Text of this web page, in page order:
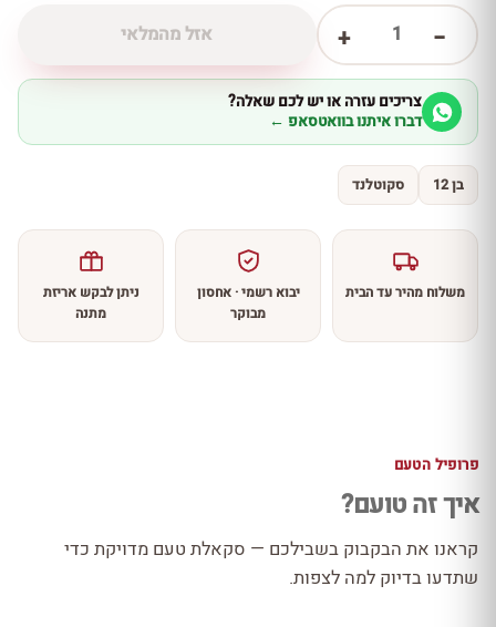
−
1
+ אזל מהמלאי
צריכים עזרה או יש לכם שאלה?
דברו איתנו בוואטסאפ ←
בן 12 סקוטלנד
משלוח מהיר עד הבית
יבוא רשמי · אחסון
מבוקר
ניתן לבקש אריזת
מתנה
פרופיל הטעם
איך זה טועם?
קראנו את הבקבוק בשבילכם — סקאלת טעם מדויקת כדי
שתדעו בדיוק למה לצפות.